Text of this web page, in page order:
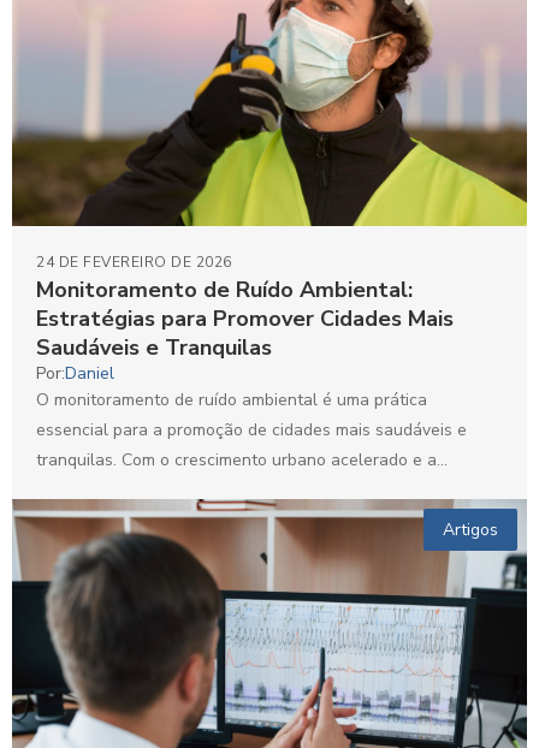
Monitoramento de Ruído Ambiental:
Estratégias para Promover Cidades Mais
Saudáveis e Tranquilas
24 DE FEVEREIRO DE 2026
Por:Daniel
O monitoramento de ruído ambiental é uma prática
essencial para a promoção de cidades mais saudáveis e
tranquilas. Com o crescimento urbano acelerado e a...
Artigos